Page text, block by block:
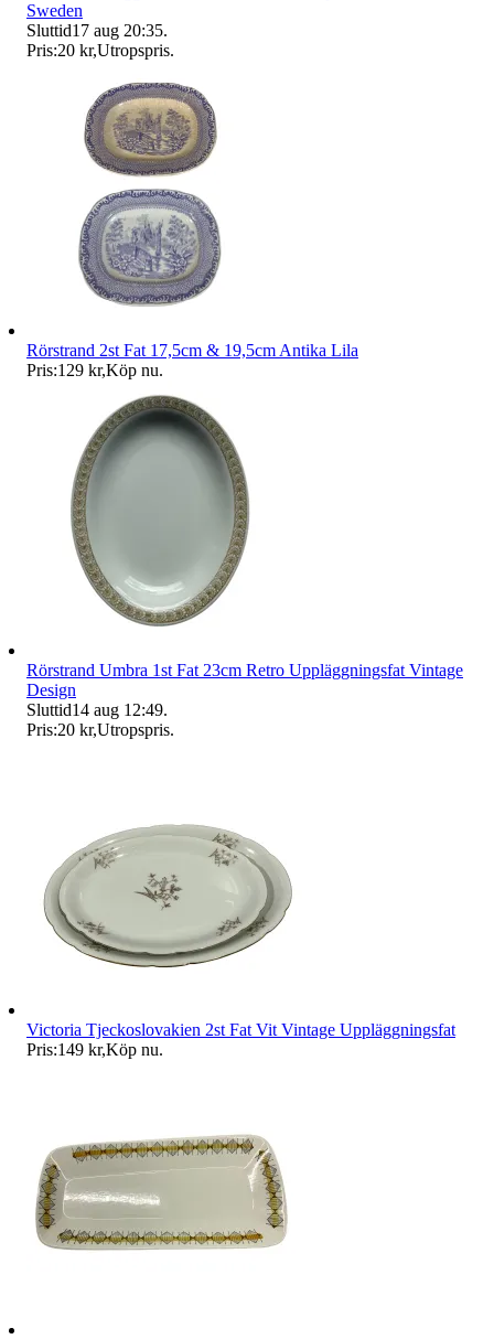
Sweden
Sluttid17 aug 20:35.
Pris:20 kr,Utropspris.
Rörstrand 2st Fat 17,5cm & 19,5cm Antika Lila
Pris:129 kr,Köp nu.
Rörstrand Umbra 1st Fat 23cm Retro Uppläggningsfat Vintage
Design
Sluttid14 aug 12:49.
Pris:20 kr,Utropspris.
Victoria Tjeckoslovakien 2st Fat Vit Vintage Uppläggningsfat
Pris:149 kr,Köp nu.